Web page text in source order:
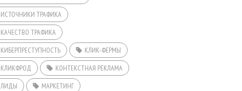
ИСТОЧНИКИ ТРАФИКА
КАЧЕСТВО ТРАФИКА
КИБЕРПРЕСТУПНОСТЬ
КЛИК-ФЕРМЫ
КЛИКФРОД
КОНТЕКСТНАЯ РЕКЛАМА
ЛИДЫ
МАРКЕТИНГ